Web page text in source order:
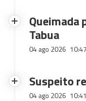
Queimada
Tabua
04 ago 2026 10:47
Suspeito
04 ago 2026 10:41